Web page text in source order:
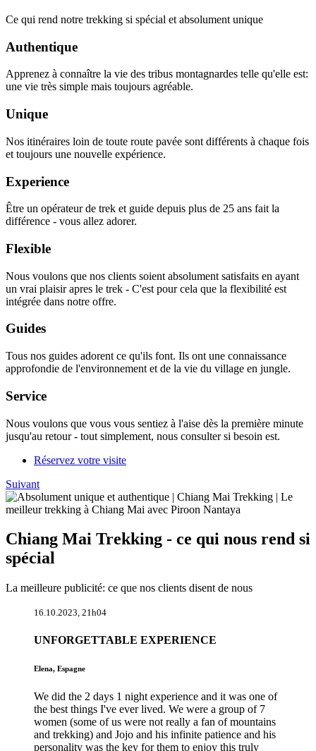
Ce qui rend notre trekking si spécial et absolument unique
Authentique
Apprenez à connaître la vie des tribus montagnardes telle qu'elle est:
une vie très simple mais toujours agréable.
Unique
Nos itinéraires loin de toute route pavée sont différents à chaque fois
et toujours une nouvelle expérience.
Experience
Être un opérateur de trek et guide depuis plus de 25 ans fait la
différence - vous allez adorer.
Flexible
Nous voulons que nos clients soient absolument satisfaits en ayant
un vrai plaisir apres le trek - C'est pour cela que la flexibilité est
intégrée dans notre offre.
Guides
Tous nos guides adorent ce qu'ils font. Ils ont une connaissance
approfondie de l'environnement et de la vie du village en jungle.
Service
Nous voulons que vous vous sentiez à l'aise dès la première minute
jusqu'au retour - tout simplement, nous consulter si besoin est.
Réservez votre visite
Suivant
Chiang Mai Trekking - ce qui nous rend si
spécial
La meilleure publicité: ce que nos clients disent de nous
16.10.2023, 21h04
UNFORGETTABLE EXPERIENCE
Elena, Espagne
We did the 2 days 1 night experience and it was one of
the best things I've ever lived. We were a group of 7
women (some of us were not really a fan of mountains
and trekking) and Jojo and his infinite patience and his
personality was the key for them to enjoy this truly